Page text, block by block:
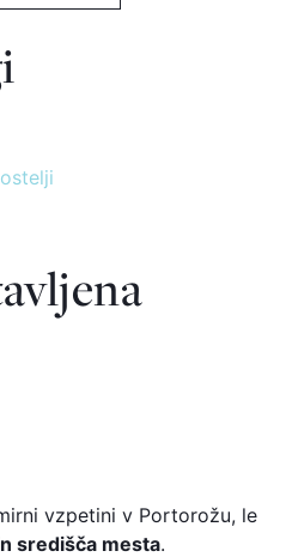
vzpetini v Portorožu, le
središča mesta.